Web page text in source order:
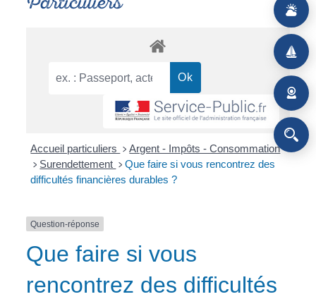
Accueil particuliers > Argent - Impôts - Consommation
> Surendettement > Que faire si vous rencontrez des
difficultés financières durables ?
Question-réponse
Que faire si vous
rencontrez des difficultés